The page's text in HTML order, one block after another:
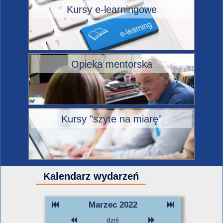
Kursy e-learningowe
Opieka mentorska
Kursy "szyte na miarę"
Kalendarz wydarzeń
Marzec 2022
dziś